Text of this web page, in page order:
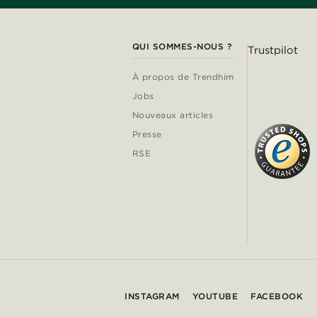
QUI SOMMES-NOUS ?
À propos de Trendhim
Jobs
Nouveaux articles
Presse
RSE
Trustpilot
INSTAGRAM YOUTUBE FACEBOOK